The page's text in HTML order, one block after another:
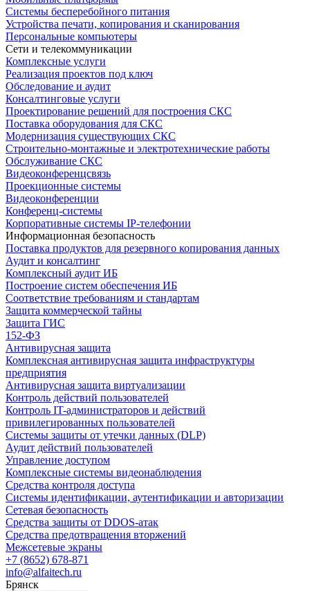
Системы бесперебойного питания
Устройства печати, копирования и сканирования
Персональные компьютеры
Сети и телекоммуникации
Комплексные услуги
Реализация проектов под ключ
Обследование и аудит
Консалтинговые услуги
Проектирование решений для построения СКС
Поставка оборудования для СКС
Модернизация существующих СКС
Строительно-монтажные и электротехнические работы
Обслуживание СКС
Видеоконференцсвязь
Проекционные системы
Видеоконференции
Конференц-системы
Корпоративные системы IP-телефонии
Информационная безопасность
Поставка продуктов для резервного копирования данных
Аудит и консалтинг
Комплексный аудит ИБ
Построение систем обеспечения ИБ
Соответствие требованиям и стандартам
Защита коммерческой тайны
Защита ГИС
152-ФЗ
Антивирусная защита
Комплексная антивирусная защита инфраструктуры
предприятия
Антивирусная защита виртуализации
Контроль действий пользователей
Контроль IT-администраторов и действий
привилегированных пользователей
Системы защиты от утечки данных (DLP)
Аудит действий пользователей
Управление доступом
Комплексные системы видеонаблюдения
Средства контроля доступа
Системы идентификации, аутентификации и авторизации
Сетевая безопасность
Средства защиты от DDOS-атак
Средства предотвращения вторжений
Межсетевые экраны
+7 (8652) 678-871
info@alfaitech.ru
Брянск